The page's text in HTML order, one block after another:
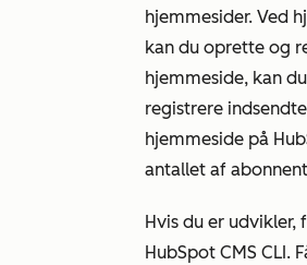
hjemmesider. Ved
kan du oprette og
hjemmeside, kan du
registrere
hjemmeside på
antallet af
Hvis du er
HubSpot CMS CLI.